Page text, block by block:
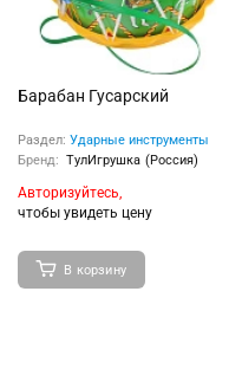
Барабан Гусарский
Раздел: Ударные инструменты
Бренд: ТулИгрушка (Россия)
Авторизуйтесь,
чтобы увидеть цену
В корзину